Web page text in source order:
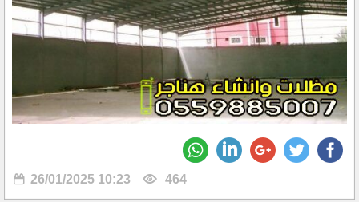
26/01/2025 10:23 464